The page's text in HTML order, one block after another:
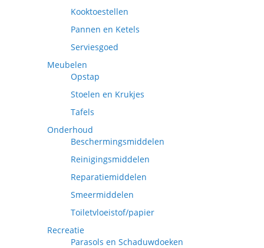
Kooktoestellen
Pannen en Ketels
Serviesgoed
Meubelen
Opstap
Stoelen en Krukjes
Tafels
Onderhoud
Beschermingsmiddelen
Reinigingsmiddelen
Reparatiemiddelen
Smeermiddelen
Toiletvloeistof/papier
Recreatie
Parasols en Schaduwdoeken